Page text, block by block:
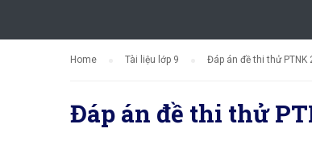
Home Tài liệu lớp 9 Đáp án đề thi thử
Đáp án đề thi thử